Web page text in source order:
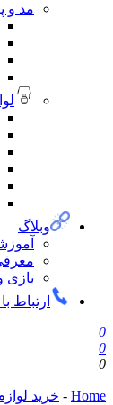
مد و
وبلاگ
بازی
ارتباط
0
0
0
Home
- خرید